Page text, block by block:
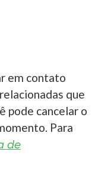
em contato
que
pode cancelar o
Para
de